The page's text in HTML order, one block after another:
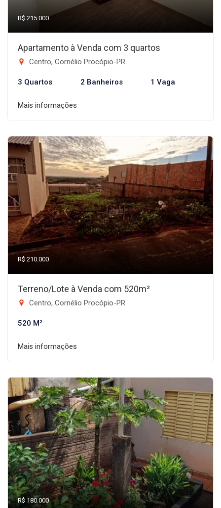
R$ 215.000
Apartamento à Venda com 3 quartos
Centro, Cornélio Procópio-PR
3 Quartos 2 Banheiros 1 Vaga
Mais informações
R$ 210.000
Terreno/Lote à Venda com 520m²
Centro, Cornélio Procópio-PR
520 M²
Mais informações
R$ 180.000